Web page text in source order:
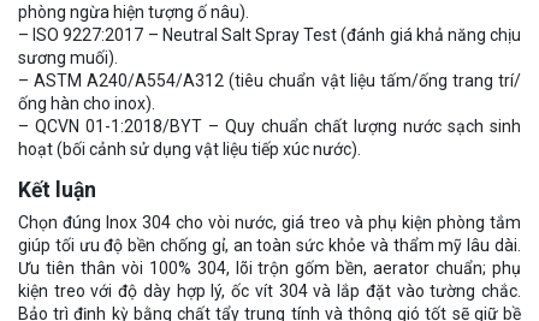
phòng ngừa hiện tượng ố nâu).
– ISO 9227:2017 – Neutral Salt Spray Test (đánh giá khả năng chịu
sương muối).
– ASTM A240/A554/A312 (tiêu chuẩn vật liệu tấm/ống trang trí/
ống hàn cho inox).
– QCVN 01-1:2018/BYT – Quy chuẩn chất lượng nước sạch sinh
hoạt (bối cảnh sử dụng vật liệu tiếp xúc nước).
Kết luận
Chọn đúng Inox 304 cho vòi nước, giá treo và phụ kiện phòng tắm
giúp tối ưu độ bền chống gỉ, an toàn sức khỏe và thẩm mỹ lâu dài.
Ưu tiên thân vòi 100% 304, lõi trộn gốm bền, aerator chuẩn; phụ
kiện treo với độ dày hợp lý, ốc vít 304 và lắp đặt vào tường chắc.
Bảo trì định kỳ bằng chất tẩy trung tính và thông gió tốt sẽ giữ bề